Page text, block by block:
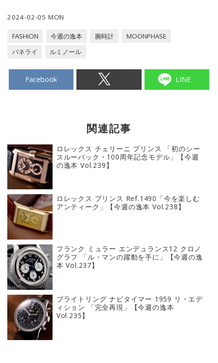
2024-02-05 MON
FASHION 今週の逸本 腕時計
MOONPHASE
パネライ
ルミノール
Facebook LINE
関連記事
ロレックス チェリーニ プリンス 「初のシー
スルーバック・100周年記念モデル」【今週
の逸本 Vol.239】
ロレックス プリンス Ref.1490「今を楽しむ
アンティーク」【今週の逸本 Vol.238】
フランク ミュラー エンデュランス12 クロノ
グラフ 「ル・マンの躍動を手に」【今週の逸
本 Vol.237】
ブライトリング ナビタイマー 1959 リ・エデ
ィション 「完全再現」【今週の逸本
Vol.235】